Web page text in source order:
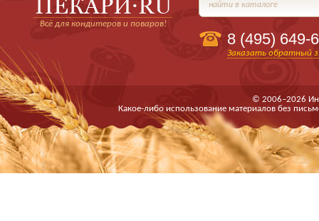
Всё для кондитеров и поваров!
найти в каталоге
8 (495) 649-
Заказать обратный
© 2006–2026
Какое-либо использование материалов без